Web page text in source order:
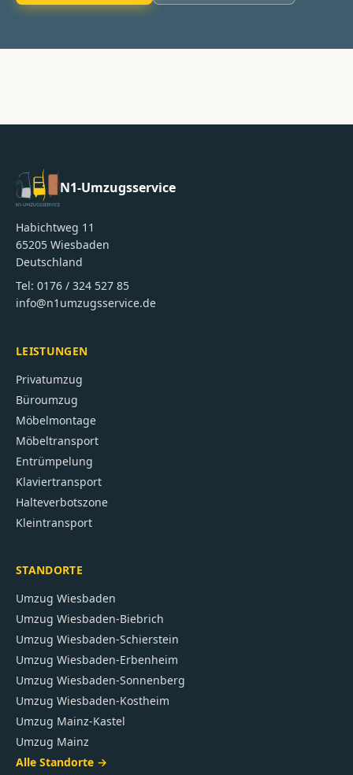
N1-Umzugsservice
Habichtweg 11
65205 Wiesbaden
Deutschland
Tel: 0176 / 324 527 85
info@n1umzugsservice.de
LEISTUNGEN
Privatumzug
Büroumzug
Möbelmontage
Möbeltransport
Entrümpelung
Klaviertransport
Halteverbotszone
Kleintransport
STANDORTE
Umzug Wiesbaden
Umzug Wiesbaden-Biebrich
Umzug Wiesbaden-Schierstein
Umzug Wiesbaden-Erbenheim
Umzug Wiesbaden-Sonnenberg
Umzug Wiesbaden-Kostheim
Umzug Mainz-Kastel
Umzug Mainz
Alle Standorte →